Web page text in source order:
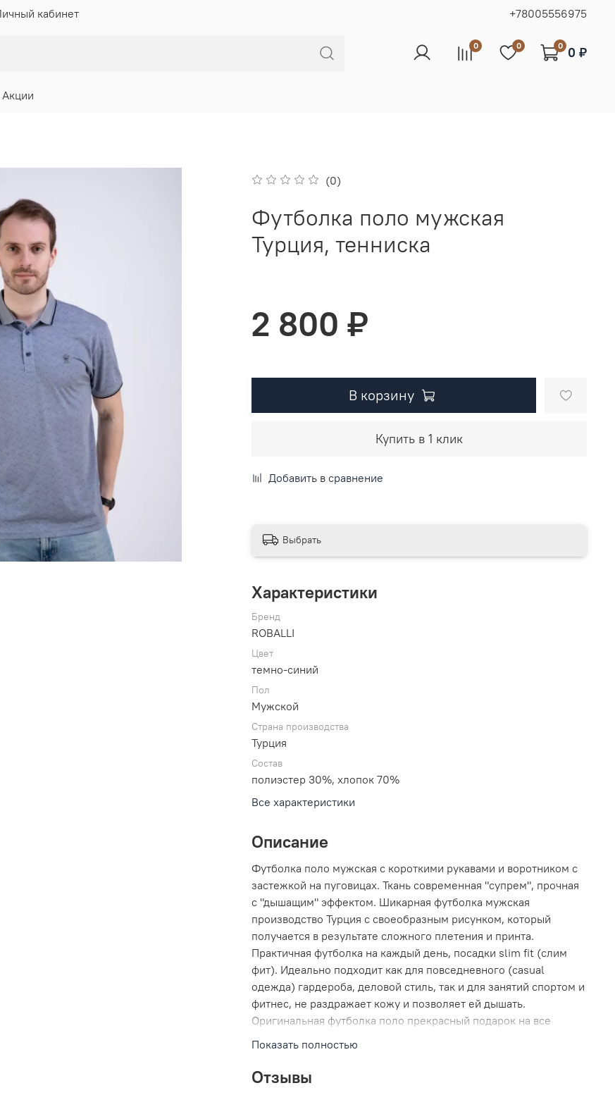
кабинет +78005556975
0 0 0 0 ₽
Акции
(0)
Футболка поло мужская
Турция, тенниска
2 800 ₽
В корзину
Купить в 1 клик
Добавить в сравнение
Выбрать
Характеристики
Бренд
ROBALLI
Цвет
темно-синий
Пол
Мужской
Страна производства
Турция
Состав
полиэстер 30%, хлопок 70%
Все характеристики
Описание
Футболка поло мужская с короткими рукавами и воротником с
застежкой на пуговицах. Ткань современная "супрем", прочная
с "дышащим" эффектом. Шикарная футболка мужская
производство Турция с своеобразным рисунком, который
получается в результате сложного плетения и принта.
Практичная футболка на каждый день, посадки slim fit (слим
фит). Идеально подходит как для повседневного (casual
одежда) гардероба, деловой стиль, так и для занятий спортом и
фитнес, не раздражает кожу и позволяет ей дышать.
Оригинальная футболка поло прекрасный подарок на все
Показать полностью
Отзывы